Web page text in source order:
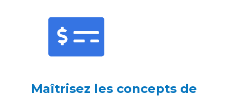
Maîtrisez les concepts de